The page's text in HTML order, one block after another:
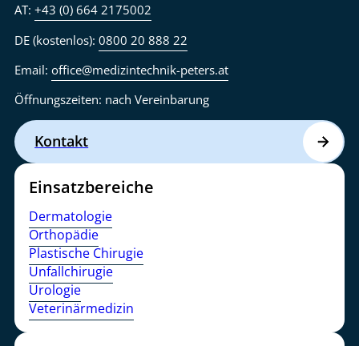
AT:+43 (0) 664 2175002
DE (kostenlos):0800 20 888 22
Email:office@medizintechnik-peters.at
Öffnungszeiten: nach Vereinbarung
Kontakt
Einsatzbereiche
Dermatologie
Orthopädie
Plastische Chirugie
Unfallchirugie
Urologie
Veterinärmedizin